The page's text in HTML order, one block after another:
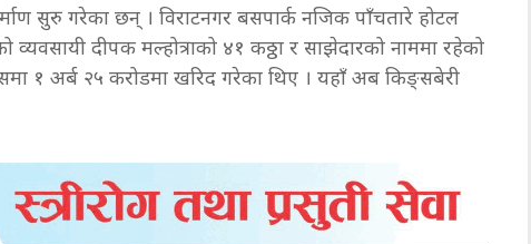
सुरु गरेका छन् । विराटनगर बसपार्क नजिक पाँचतारे होटल
व्यवसायी दीपक मल्होत्राको ४१ कठ्ठा र साझेदारको नाममा रहेको
१ अर्ब २५ करोडमा खरिद गरेका थिए । यहाँ अब किङ्सबेरी